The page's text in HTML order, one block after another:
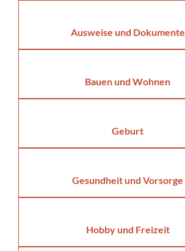
Ausweise und Dokumente
Bauen und Wohnen
Geburt
Gesundheit und Vorsorge
Hobby und Freizeit